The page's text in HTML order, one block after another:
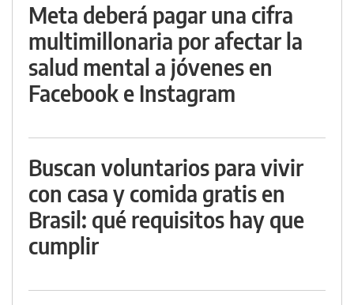
Meta deberá pagar una cifra
multimillonaria por afectar la
salud mental a jóvenes en
Facebook e Instagram
Buscan voluntarios para vivir
con casa y comida gratis en
Brasil: qué requisitos hay que
cumplir